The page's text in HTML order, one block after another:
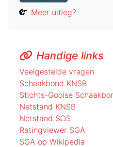
Meer uitleg?
Handige links
Veelgestelde vragen
Schaakbond KNSB
Stichts-Gooise
Netstand KNSB
Netstand SOS
Ratingviewer SGA
SGA op Wikipedia